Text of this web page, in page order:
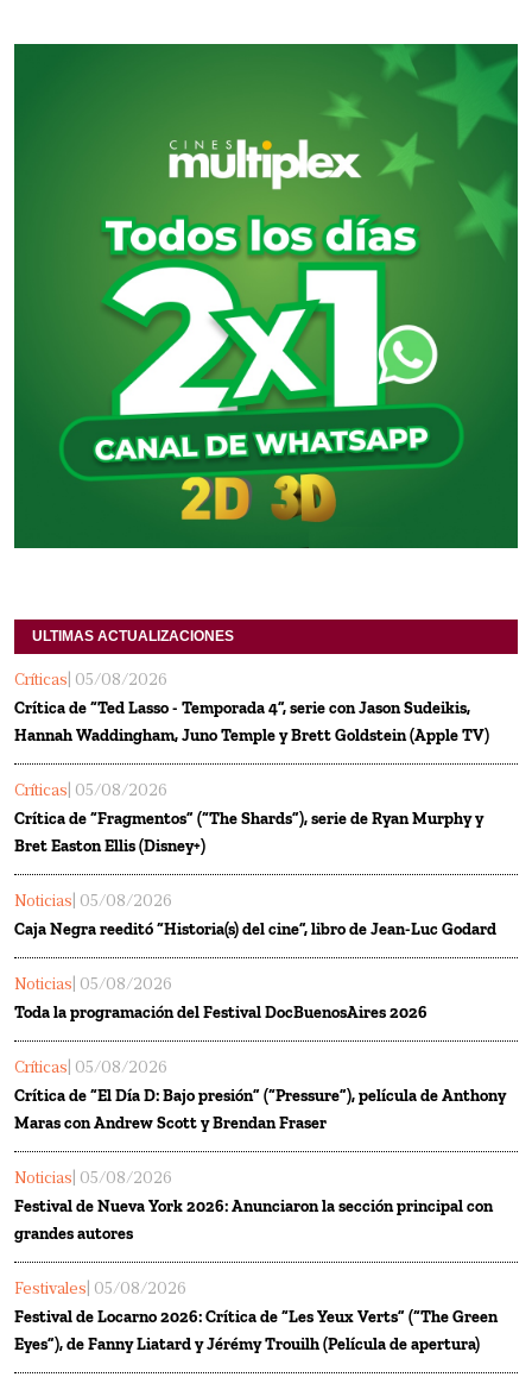
ULTIMAS ACTUALIZACIONES
Críticas | 05/08/2026
Crítica de “Ted Lasso - Temporada 4”, serie con Jason Sudeikis,
Hannah Waddingham, Juno Temple y Brett Goldstein (Apple TV)
Críticas | 05/08/2026
Crítica de “Fragmentos” (“The Shards”), serie de Ryan Murphy y
Bret Easton Ellis (Disney+)
Noticias | 05/08/2026
Caja Negra reeditó “Historia(s) del cine”, libro de Jean-Luc Godard
Noticias | 05/08/2026
Toda la programación del Festival DocBuenosAires 2026
Críticas | 05/08/2026
Crítica de “El Día D: Bajo presión” (“Pressure”), película de Anthony
Maras con Andrew Scott y Brendan Fraser
Noticias | 05/08/2026
Festival de Nueva York 2026: Anunciaron la sección principal con
grandes autores
Festivales | 05/08/2026
Festival de Locarno 2026: Crítica de “Les Yeux Verts” (“The Green
Eyes”), de Fanny Liatard y Jérémy Trouilh (Película de apertura)